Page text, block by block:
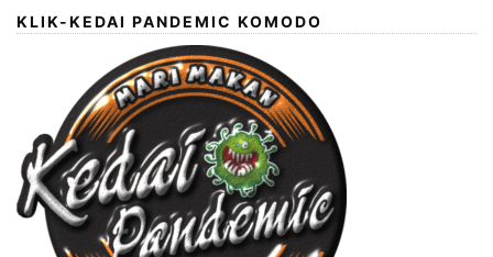
KLIK-KEDAI PANDEMIC KOMODO